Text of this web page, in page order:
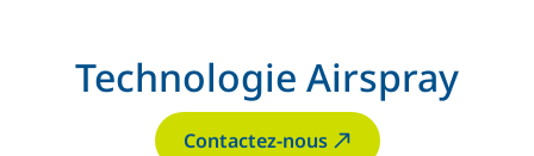
Technologie Airspray
Contactez-nous